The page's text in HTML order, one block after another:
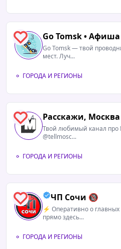
3 Go Tomsk •
Go Tomsk — твой
мест. Луч...
ГОРОДА И РЕГИОНЫ
4 Расскажи, Москва
Твой любимый канал про
@tellmosc...
ГОРОДА И РЕГИОНЫ
5 ЧП Сочи 🔞
⚡️ Оперативно о
прямо здесь...
ГОРОДА И РЕГИОНЫ